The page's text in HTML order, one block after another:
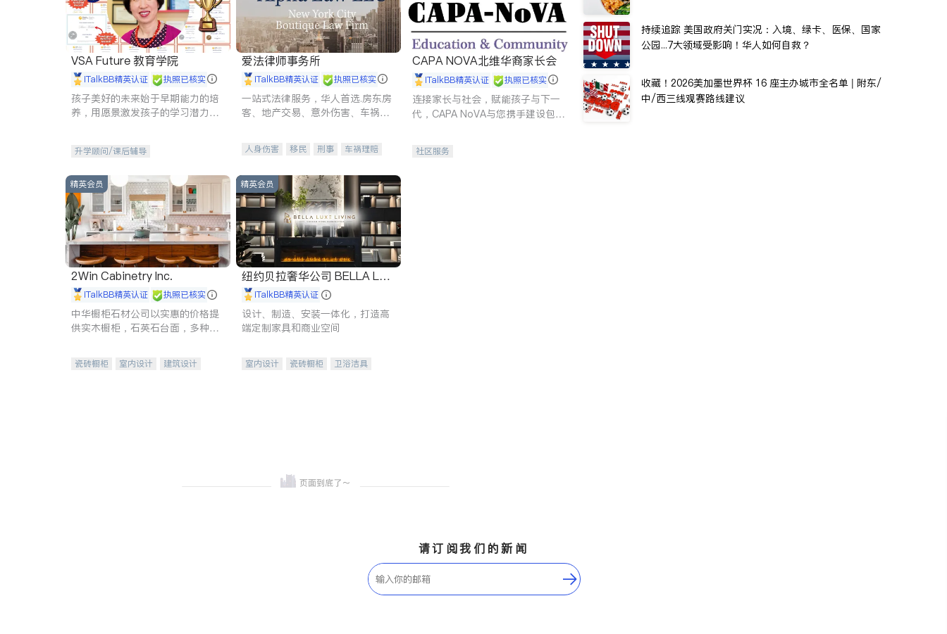
VSA Future 教育学院
iTalkBB精英认证 执照已核实
孩子美好的未来始于早期能力的培
养，用愿景激发孩子的学习潜力和
升学顾问/课后辅导
爱法律师事务所
iTalkBB精英认证 执照已核实
一站式法律服务，华人首选.房东房
客、地产交易、意外伤害、车祸重
人身伤害 移民 刑事
车祸理赔
商标注册
索赔 律师-其它 保释
CAPA NOVA北维华裔家长会
iTalkBB精英认证 执照已核实
连接家长与社会，赋能孩子与下一
代，CAPA NoVA与您携手建设包
社区服务
精英会员
2Win Cabinetry Inc.
iTalkBB精英认证 执照已核实
中华橱柜石材公司以实惠的价格提
供实木橱柜，石英石台面，多种优
机。品质厨房，家的选择。
瓷砖橱柜 室内设计
建筑设计
精英会员
纽约贝拉奢华公司 BELLA LUX
E iTalkBB精英认证
设计、制造、安装一体化，打造高
端定制家具和商业空间
室内设计 瓷砖橱柜
卫浴洁具
持续追踪 美国政府关门实况：入境、绿卡、医保、国家
公园...7大领域受影响！华人如何自救？
收藏！2026美加墨世界杯 16 座主办城市全名单 | 附东/
中/西三线观赛路线建议
请订阅我们的新闻